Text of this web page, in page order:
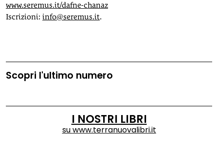
www.seremus.it/dafne-chanaz
Iscrizioni: info@seremus.it.
Scopri l'ultimo numero
I NOSTRI LIBRI
suwww.terranuovalibri.it